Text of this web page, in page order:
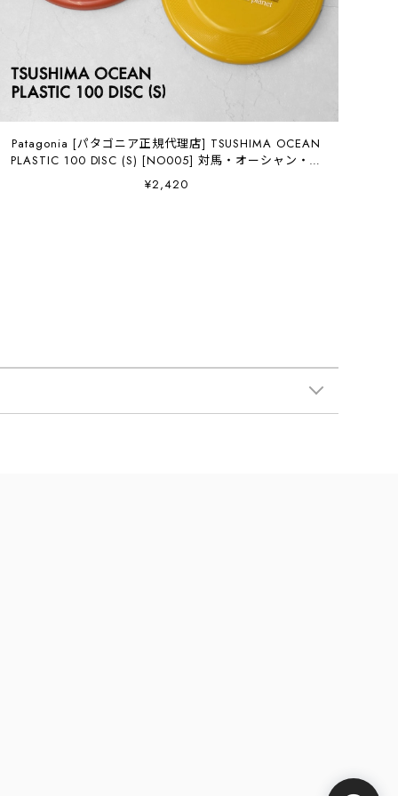
Patagonia [パタゴニア正規代理店] TSUSHIMA OCEAN
PLASTIC 100 DISC (S) [NO005] 対馬・オーシャン・プ
ラスチック・100・ディスク・フリスビー・MEN'S /
LADY'S [2026SS]
¥2,420